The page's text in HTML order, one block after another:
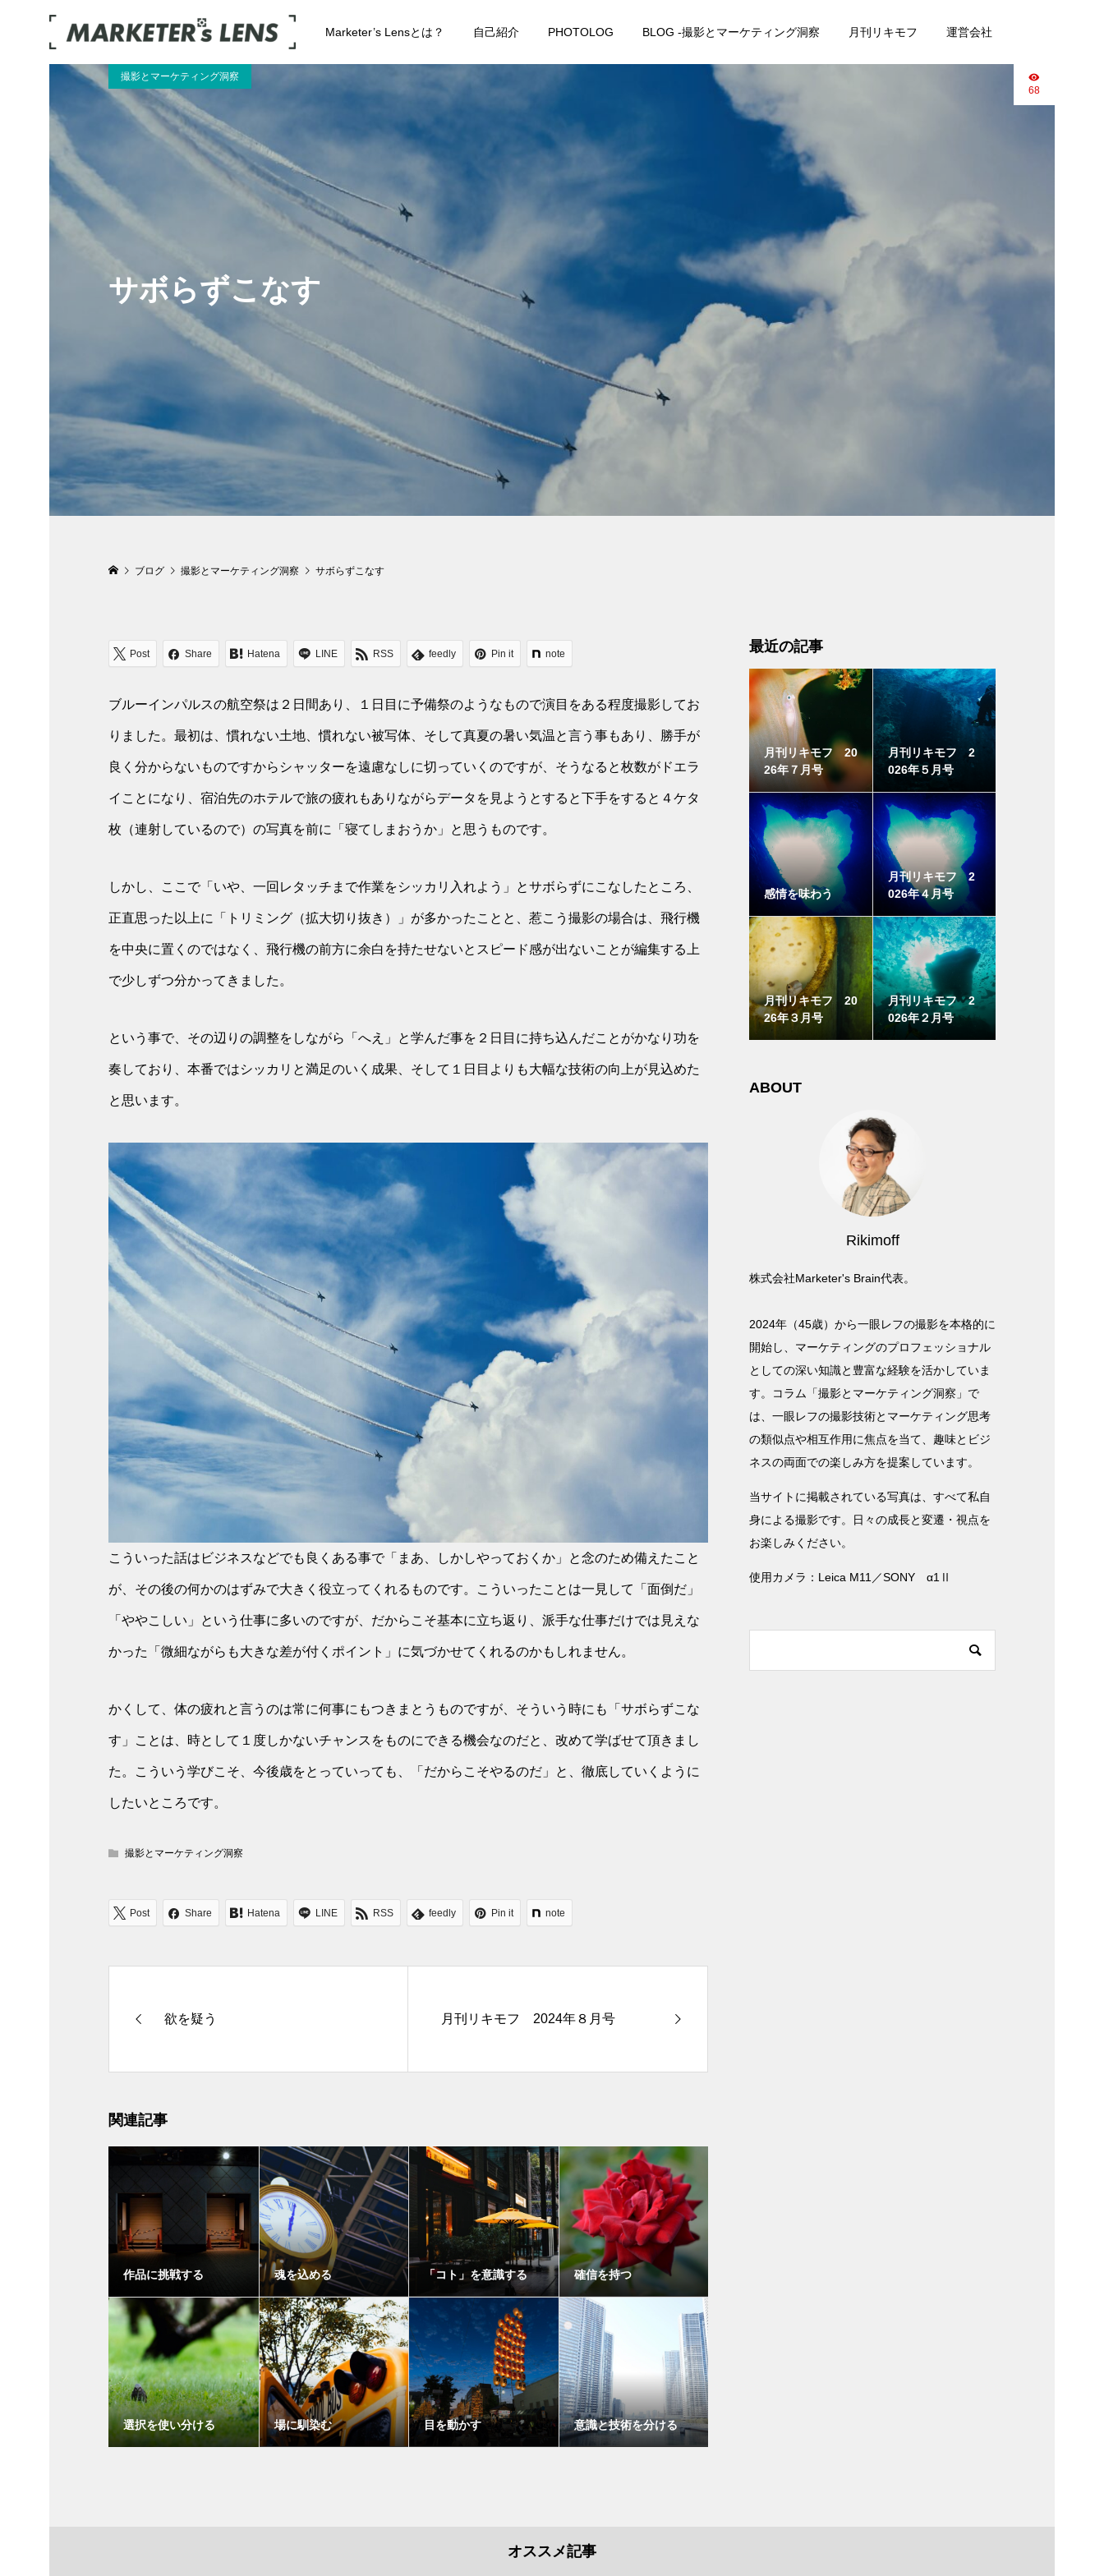
Marketer’s Lensとは？ 自己紹介 PHOTOLOG BLOG -撮影とマーケティング洞察 月刊リキモフ 運営会社
サボらずこなす
撮影とマーケティング洞察
68
ブログ 撮影とマーケティング洞察 サボらずこなす
Post Share Hatena LINE RSS feedly Pin it note
ブルーインパルスの航空祭は２日間あり、１日目に予備祭のようなもので演目をある程度撮影してお
りました。最初は、慣れない土地、慣れない被写体、そして真夏の暑い気温と言う事もあり、勝手が
良く分からないものですからシャッターを遠慮なしに切っていくのですが、そうなると枚数がドエラ
イことになり、宿泊先のホテルで旅の疲れもありながらデータを見ようとすると下手をすると４ケタ
枚（連射しているので）の写真を前に「寝てしまおうか」と思うものです。
しかし、ここで「いや、一回レタッチまで作業をシッカリ入れよう」とサボらずにこなしたところ、
正直思った以上に「トリミング（拡大切り抜き）」が多かったことと、惹こう撮影の場合は、飛行機
を中央に置くのではなく、飛行機の前方に余白を持たせないとスピード感が出ないことが編集する上
で少しずつ分かってきました。
という事で、その辺りの調整をしながら「へえ」と学んだ事を２日目に持ち込んだことがかなり功を
奏しており、本番ではシッカリと満足のいく成果、そして１日目よりも大幅な技術の向上が見込めた
と思います。
こういった話はビジネスなどでも良くある事で「まあ、しかしやっておくか」と念のため備えたこと
が、その後の何かのはずみで大きく役立ってくれるものです。こういったことは一見して「面倒だ」
「ややこしい」という仕事に多いのですが、だからこそ基本に立ち返り、派手な仕事だけでは見えな
かった「微細ながらも大きな差が付くポイント」に気づかせてくれるのかもしれません。
かくして、体の疲れと言うのは常に何事にもつきまとうものですが、そういう時にも「サボらずこな
す」ことは、時として１度しかないチャンスをものにできる機会なのだと、改めて学ばせて頂きまし
た。こういう学びこそ、今後歳をとっていっても、「だからこそやるのだ」と、徹底していくように
したいところです。
撮影とマーケティング洞察
Post Share Hatena LINE RSS feedly Pin it note
欲を疑う 月刊リキモフ 2024年８月号
関連記事
作品に挑戦する 魂を込める 「コト」を意識する 確信を持つ
選択を使い分ける 場に馴染む 目を動かす 意識と技術を分ける
最近の記事
月刊リキモフ 20
26年７月号
月刊リキモフ 2
026年５月号
感情を味わう
月刊リキモフ 2
026年４月号
月刊リキモフ 20
26年３月号
月刊リキモフ 2
026年２月号
ABOUT
Rikimoff
株式会社Marketer's Brain代表。
2024年（45歳）から一眼レフの撮影を本格的に
開始し、マーケティングのプロフェッショナル
としての深い知識と豊富な経験を活かしていま
す。コラム「撮影とマーケティング洞察」で
は、一眼レフの撮影技術とマーケティング思考
の類似点や相互作用に焦点を当て、趣味とビジ
ネスの両面での楽しみ方を提案しています。
当サイトに掲載されている写真は、すべて私自
身による撮影です。日々の成長と変遷・視点を
お楽しみください。
使用カメラ：Leica M11／SONY α1Ⅱ
オススメ記事